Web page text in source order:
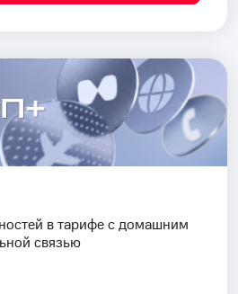
в тарифе с домашним
связью